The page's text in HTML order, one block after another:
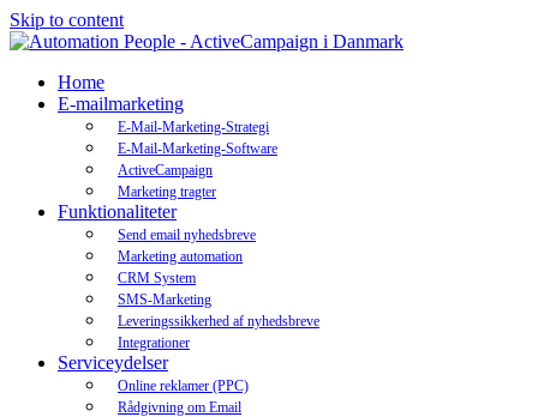
Skip to content
Home
E-mailmarketing
E-Mail-Marketing-Strategi
E-Mail-Marketing-Software
ActiveCampaign
Marketing tragter
Funktionaliteter
Send email nyhedsbreve
Marketing automation
CRM System
SMS-Marketing
Leveringssikkerhed af nyhedsbreve
Integrationer
Serviceydelser
Online reklamer (PPC)
Rådgivning om Email